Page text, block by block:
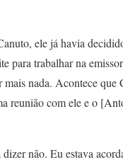
ele já havia
para trabalhar na
mais nada. Acontece
reunião com ele e o
não. Eu estava